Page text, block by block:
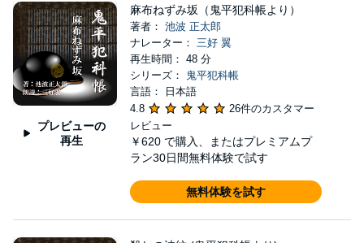
プレビューの
再生
麻布ねずみ坂（鬼平犯科帳より）
著者： 池波 正太郎
ナレーター： 三好 翼
再生時間： 48 分
シリーズ：
鬼平犯科帳
言語： 日本語
4.8
26件のカスタマー
レビュー
￥620 で購入、またはプレミアムプ
ラン30日間無料体験で試す
無料体験を試す